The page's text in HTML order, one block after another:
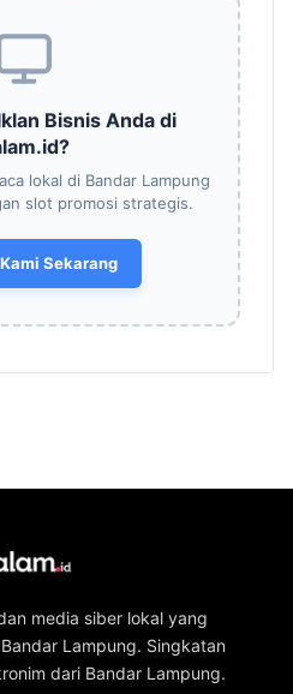
Profesional di Lampung:
dan Siap Naikkan
Bisnis Anda di
lokal di Bandar Lampung
slot promosi strategis.